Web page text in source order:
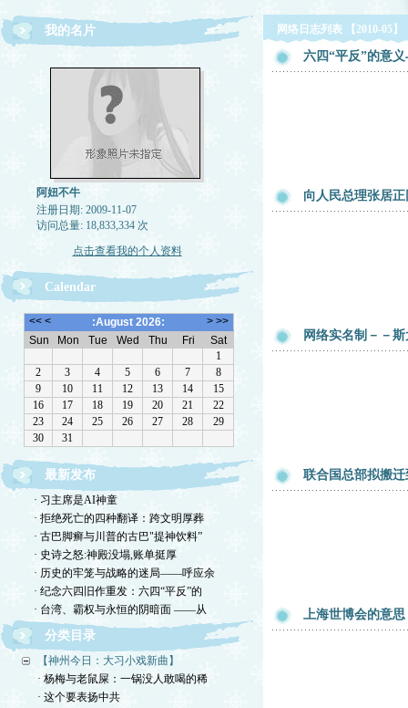
我的名片
阿妞不牛
注册日期: 2009-11-07
访问总量: 18,833,334 次
点击查看我的个人资料
Calendar
最新发布
· 习主席是AI神童
· 拒绝死亡的四种翻译：跨文明厚葬
· 古巴脚癣与川普的古巴"提神饮料”
· 史诗之怒:神殿没塌,账单挺厚
· 历史的牢笼与战略的迷局——呼应余
· 纪念六四旧作重发：六四“平反”的
· 台湾、霸权与永恒的阴暗面 ——从
分类目录
【神州今日：大习小戏新曲】
· 杨梅与老鼠屎：一锅没人敢喝的稀
· 这个要表扬中共
网络日志列表 【2010-05】
六四“平反”的意
向人民总理张居
网络实名制－－
联合国总部拟搬
上海世博会的意思